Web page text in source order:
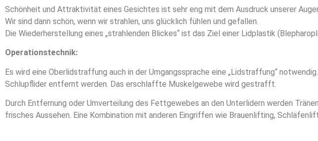
Schönheit und Attraktivität eines Gesichtes ist sehr eng mit dem Ausdruck unserer
Wir sind dann schön, wenn wir strahlen, uns glücklich fühlen und gefallen.
Die Wiederherstellung eines „strahlenden Blickes“ ist das Ziel einer Lidplastik
Operationstechnik:
Es wird eine Oberlidstraffung auch in der Umgangssprache eine „Lidstraffung“
Schlupflider entfernt werden. Das erschlaffte Muskelgewebe wird gestrafft.
Durch Entfernung oder Umverteilung des Fettgewebes an den Unterlidern werden
frisches Aussehen. Eine Kombination mit anderen Eingriffen wie Brauenlifting,